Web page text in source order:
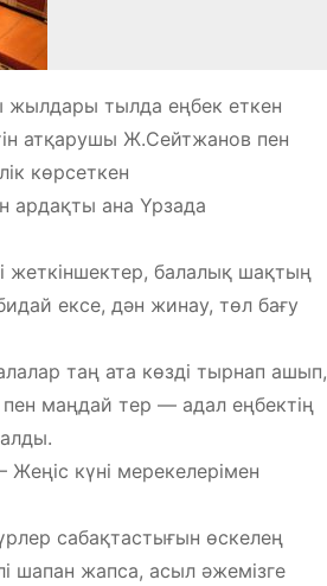
жылдары тылда еңбек еткен
атқарушы Ж.Сейтжанов пен
көрсеткен
ардақты ана Үрзада
жеткіншектер, балалық шақтың
ексе, дән жинау, төл бағу
таң ата көзді тырнап ашып,
маңдай тер — адал еңбектің
күні мерекелерімен
сабақтастығын өскелең
шапан жапса, асыл әжемізге